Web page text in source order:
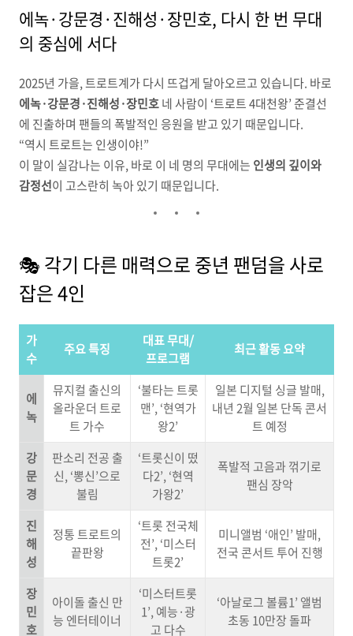
에녹·강문경·진해성·장민호, 다시 한 번 무대
의 중심에 서다
2025년 가을, 트로트계가 다시 뜨겁게 달아오르고 있습니다. 바로
에녹·강문경·진해성·장민호네 사람이 ‘트로트 4대천왕’ 준결선
에 진출하며 팬들의 폭발적인 응원을 받고 있기 때문입니다.
“역시 트로트는 인생이야!”
이 말이 실감나는 이유, 바로 이 네 명의 무대에는 인생의 깊이와
감정선이 고스란히 녹아 있기 때문입니다.
🎭 각기 다른 매력으로 중년 팬덤을 사로
잡은 4인
가
수
주요 특징
대표 무대/
프로그램
최근 활동 요약
에
녹
뮤지컬 출신의
올라운더 트로
트 가수
‘불타는 트롯
맨’, ‘현역가
왕2’
일본 디지털 싱글 발매,
내년 2월 일본 단독 콘서
트 예정
강
문
경
판소리 전공 출
신, ‘뽕신’으로
불림
‘트롯신이 떴
다2’, ‘현역
가왕2’
폭발적 고음과 꺾기로
팬심 장악
진
해
성
정통 트로트의
끝판왕
‘트롯 전국체
전’, ‘미스터
트롯2’
미니앨범 ‘애인’ 발매,
전국 콘서트 투어 진행
장
민
호
아이돌 출신 만
능 엔터테이너
‘미스터트롯
1’, 예능·광
고 다수
‘아날로그 볼륨1’ 앨범
초동 10만장 돌파